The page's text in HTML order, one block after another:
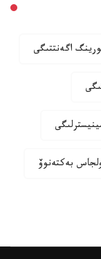
اگەنتتىگى
بەكتەنوۆ